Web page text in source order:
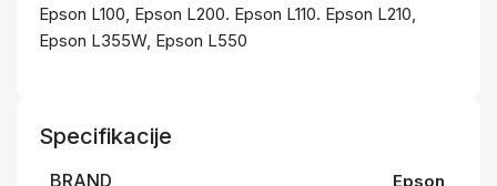
Epson L100, Epson L200. Epson L110. Epson L210,
Epson L355W, Epson L550
Specifikacije
BRAND Epson